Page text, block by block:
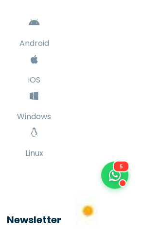
Android
iOS
Windows
Linux
Newsletter
5